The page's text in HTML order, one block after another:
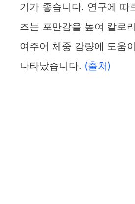
기가 좋습니다. 연구에 따
즈는 포만감을 높여 칼로
여주어 체중 감량에 도움
나타났습니다. (출처)